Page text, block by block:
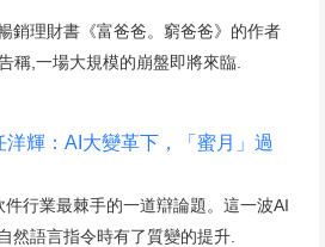
理財書《富爸爸。窮爸爸》的作者
稱,一場大規模的崩盤即將來臨.
輝：AI大變革下，「蜜月」過
行業最棘手的一道辯論題。這一波AI
然語言指令時有了質變的提升.